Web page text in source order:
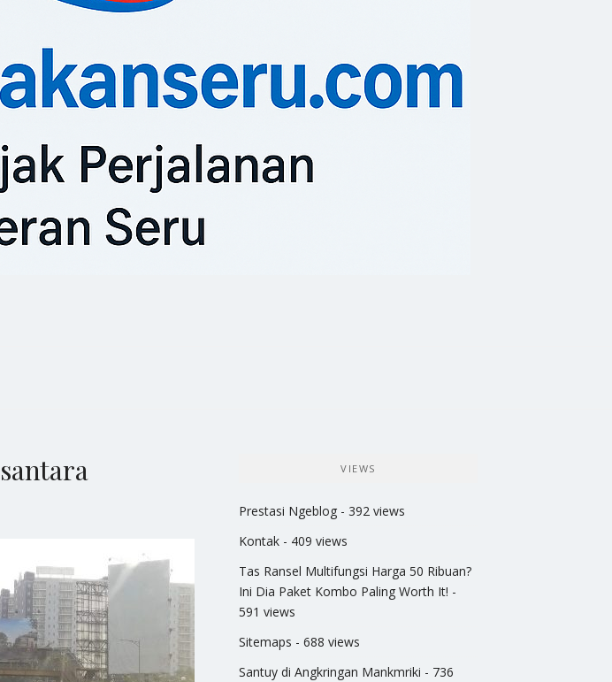
VIEWS
Prestasi Ngeblog - 392 views
Kontak - 409 views
Tas Ransel Multifungsi Harga 50 Ribuan?
Ini Dia Paket Kombo Paling Worth It! -
591 views
Sitemaps - 688 views
Santuy di Angkringan Mankmriki - 736